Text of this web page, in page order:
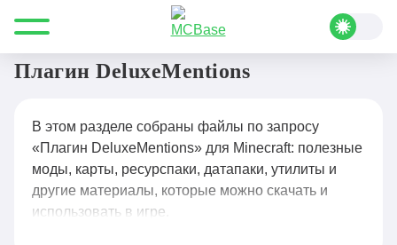
Все для Minecraft Плагин DeluxeMentions
Плагин DeluxeMentions
В этом разделе собраны файлы по запросу
«Плагин DeluxeMentions» для Minecraft: полезные
моды, карты, ресурспаки, датапаки, утилиты и
другие материалы, которые можно скачать и
использовать в игре.